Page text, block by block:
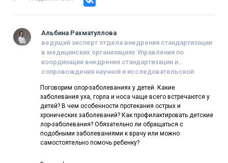
Альбина Рахматуллова
ведущий эксперт отдела внедрения стандартизации
в медицинских организициях Управления по
координации внедрения стандартизации и
сопровождения научной и исследовательской
координации деятельности МО ДЗМ», член
молодежного совета ДЗМ
Поговорим олор-заболеваниях у детей. Какие
заболевания уха, горла и носа чаще всего встречаются у
детей? В чем особенности протекания острых и
хронических заболеваний? Как профилактировать детские
лор-заболевания? Обязательно ли обращаться с
подобными заболеваниями к врачу или можно
самостоятельно помочь ребенку?